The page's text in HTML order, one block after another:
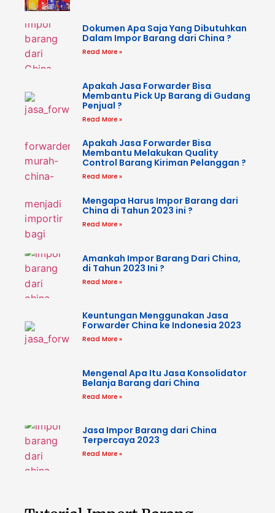
Dokumen Apa Saja Yang Dibutuhkan
Dalam Impor Barang dari China ?
Read More »
Apakah Jasa Forwarder Bisa
Membantu Pick Up Barang di Gudang
Penjual ?
Read More »
Apakah Jasa Forwarder Bisa
Membantu Melakukan Quality
Control Barang Kiriman Pelanggan ?
Read More »
Mengapa Harus Impor Barang dari
China di Tahun 2023 ini ?
Read More »
Amankah Impor Barang Dari China,
di Tahun 2023 Ini ?
Read More »
Keuntungan Menggunakan Jasa
Forwarder China ke Indonesia 2023
Read More »
Mengenal Apa Itu Jasa Konsolidator
Belanja Barang dari China
Read More »
Jasa Impor Barang dari China
Terpercaya 2023
Read More »